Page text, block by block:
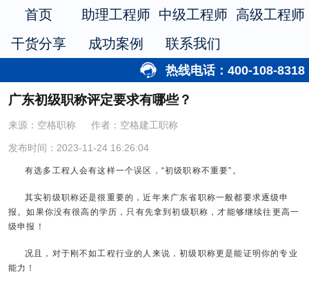
首页 助理工程师 中级工程师 高级工程师
干货分享
成功案例 联系我们
热线电话：400-108-8318
广东初级职称评定要求有哪些？
来源：空格职称 作者：空格建工职称
发布时间：2023-11-24 16:26:04
有选多工程人会有这样一个误区，“初级职称不重要”。
其实初级职称还是很重要的，近年来广东省职称一般都要求逐级申
报。如果你没有很高的学历，只有先拿到初级职称，才能够继续往更高一
级申报！
况且，对于刚不如工程行业的人来说，初级职称更是能证明你的专业
能力！